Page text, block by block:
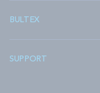
BULTEX
SUPPORT